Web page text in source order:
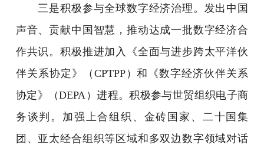
三是积极参与全球数字经济治理。发出中国
声音、贡献中国智慧，推动达成一批数字经济合
作共识。积极推进加入《全面与进步跨太平洋伙
伴关系协定》（CPTPP）和《数字经济伙伴关系
协定》（DEPA）进程。积极参与世贸组织电子商
务谈判。加强上合组织、金砖国家、二十国集
团、亚太经合组织等区域和多双边数字领域对话